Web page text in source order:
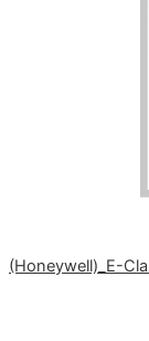
(Honeywell)_E-